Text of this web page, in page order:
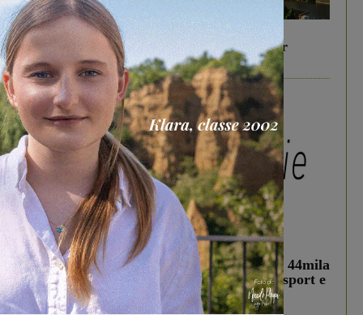
In vetrina 6 Agosto 2026
Gita di famiglia a Firenze: 5 idee per far
divertire i tuoi figli
In vetrina 3 Agosto 2026
Estra Notizie agosto: Smart Cities, oltre 44mila
studenti coinvolti, torna il bando per lo sport e
debutta il podcast Estrair